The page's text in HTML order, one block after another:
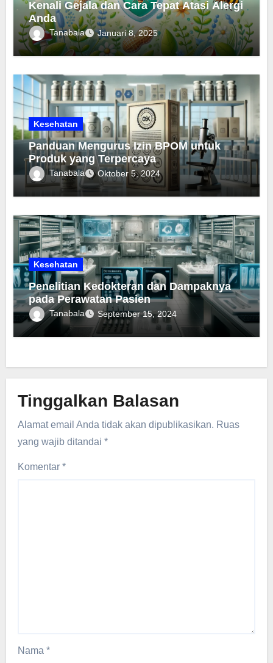
Kenali Gejala dan Cara Tepat Atasi Alergi
Anda
Tanabala Januari 8, 2025
Kesehatan
Panduan Mengurus Izin BPOM untuk
Produk yang Terpercaya
Tanabala Oktober 5, 2024
Kesehatan
Penelitian Kedokteran dan Dampaknya
pada Perawatan Pasien
Tanabala September 15, 2024
Tinggalkan Balasan
Alamat email Anda tidak akan dipublikasikan. Ruas
yang wajib ditandai *
Komentar *
Nama *